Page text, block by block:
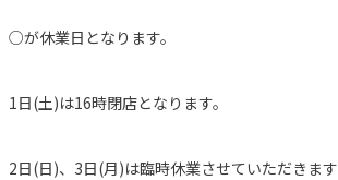
○が休業日となります。
1日(土)は16時閉店となります。
2日(日)、3日(月)は臨時休業させていただきます